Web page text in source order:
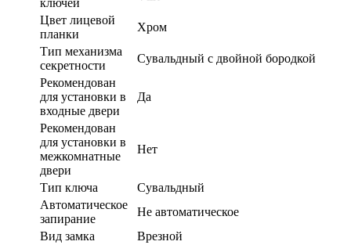
Цвет лицевой
планки
Хром
Тип механизма
секретности
Сувальдный с двойной бородкой
Рекомендован
для установки в
входные двери
Да
Рекомендован
для установки в
межкомнатные
двери
Нет
Тип ключа
Сувальдный
Автоматическое
запирание
Не автоматическое
Вид замка
Врезной